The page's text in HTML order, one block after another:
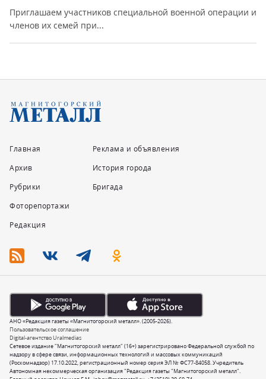
Приглашаем участников специальной военной операции и
членов их семей при...
Главная
Архив
Рубрики
Фоторепортажи
Редакция
Реклама и объявления
История города
Бригада
Сетевое издание "Магнитогорский металл" (16+) зарегистрировано Федеральной службой по
надзору в сфере связи, информационных технологий и массовых коммуникаций
(Роскомнадзор) 17.10.2022, регистрационный номер серия ЭЛ № ФС77-84058. Учредитель
Автономная некоммерческая организация "Редакция газеты "Магнитогорский металл".
Пользовательское соглашение
Digital-агентство Uralmedias
АНО «Редакция газеты «Магнитогорский металл». (2005-2026).